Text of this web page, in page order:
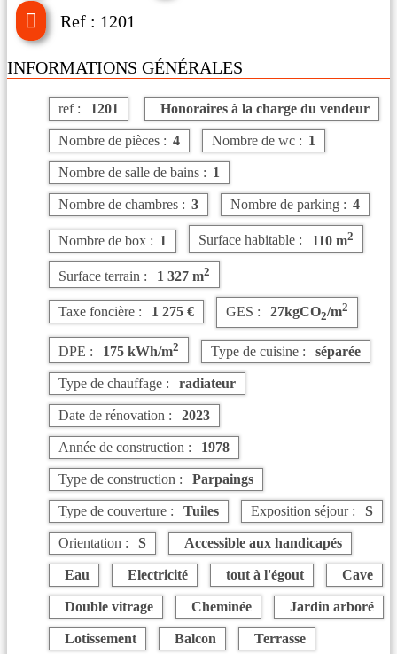
Ref : 1201
INFORMATIONS GÉNÉRALES
ref : 1201 Honoraires à la charge du vendeur
Nombre de pièces : 4 Nombre de wc : 1
Nombre de salle de bains : 1
Nombre de chambres : 3 Nombre de parking : 4
Nombre de box : 1 Surface habitable : 110 m2
Surface terrain : 1 327 m2
Taxe foncière : 1 275 € GES : 27kgCO2/m2
DPE : 175 kWh/m2 Type de cuisine : séparée
Type de chauffage : radiateur
Date de rénovation : 2023
Année de construction : 1978
Type de construction : Parpaings
Type de couverture : Tuiles Exposition séjour : S
Orientation : S Accessible aux handicapés
Eau Electricité tout à l'égout Cave
Double vitrage Cheminée Jardin arboré
Lotissement Balcon Terrasse